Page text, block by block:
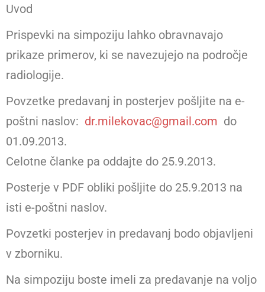
Uvod
Prispevki na simpoziju lahko obravnavajo
prikaze primerov, ki se navezujejo na področje
radiologije.
Povzetke predavanj in posterjev pošljite na e-
poštni naslov: dr.milekovac@gmail.com do
01.09.2013.
Celotne članke pa oddajte do 25.9.2013.
Posterje v PDF obliki pošljite do 25.9.2013 na
isti e-poštni naslov.
Povzetki posterjev in predavanj bodo objavljeni
v zborniku.
Na simpoziju boste imeli za predavanje na voljo